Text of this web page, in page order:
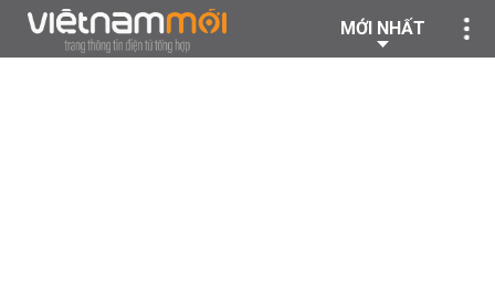
MỚI NHẤT